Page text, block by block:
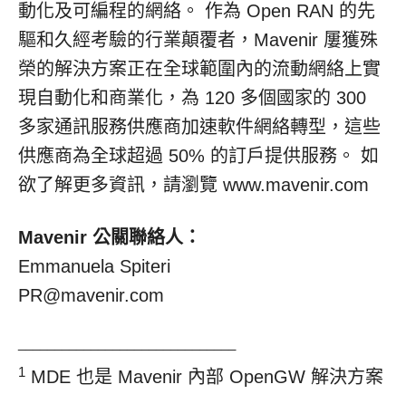
動化及可編程的網絡。 作為 Open RAN 的先
驅和久經考驗的行業顛覆者，Mavenir 屢獲殊
榮的解決方案正在全球範圍內的流動網絡上實
現自動化和商業化，為 120 多個國家的 300
多家通訊服務供應商加速軟件網絡轉型，這些
供應商為全球超過 50% 的訂戶提供服務。 如
欲了解更多資訊，請瀏覽 www.mavenir.com
Mavenir 公關聯絡人：
Emmanuela Spiteri
PR@mavenir.com
1 MDE 也是 Mavenir 內部 OpenGW 解決方案